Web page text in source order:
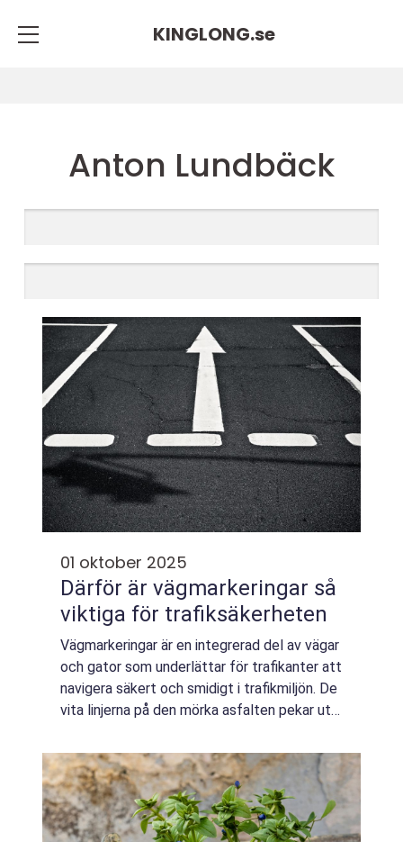
KINGLONG.se
Anton Lundbäck
01 oktober 2025
Därför är vägmarkeringar så
viktiga för trafiksäkerheten
Vägmarkeringar är en integrerad del av vägar
och gator som underlättar för trafikanter att
navigera säkert och smidigt i trafikmiljön. De
vita linjerna på den mörka asfalten pekar ut